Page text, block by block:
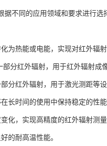
不同的应用领域和要求进行选
为热能或电能，实现对红外辐射
分红外辐射，用于红外辐射成
分红外辐射，用于激光测距等设
长时间的使用中保持稳定的性能
化，实现高精度的红外辐射测量
的耐高温性能。